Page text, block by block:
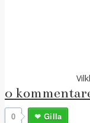
0
0
Gilla